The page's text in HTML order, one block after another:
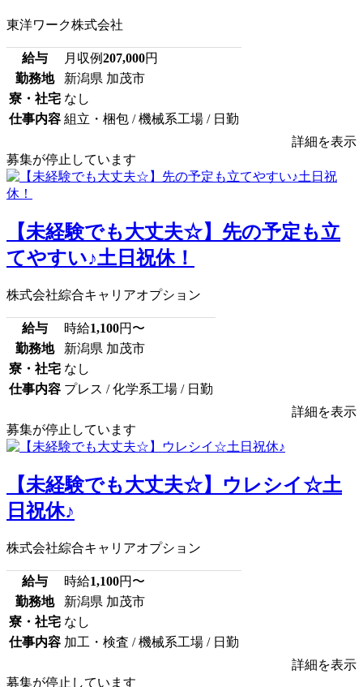
東洋ワーク株式会社
給与 月収例207,000円
勤務地
新潟県 加茂市
寮・社宅 なし
仕事内容 組立・梱包 / 機械系工場 / 日勤
詳細を表示
募集が停止しています
【未経験でも大丈夫☆】先の予定も立
てやすい♪土日祝休！
株式会社綜合キャリアオプション
給与 時給1,100円〜
勤務地
新潟県 加茂市
寮・社宅 なし
仕事内容 プレス / 化学系工場 / 日勤
詳細を表示
募集が停止しています
【未経験でも大丈夫☆】ウレシイ☆土
日祝休♪
株式会社綜合キャリアオプション
給与 時給1,100円〜
勤務地
新潟県 加茂市
寮・社宅 なし
仕事内容 加工・検査 / 機械系工場 / 日勤
詳細を表示
募集が停止しています